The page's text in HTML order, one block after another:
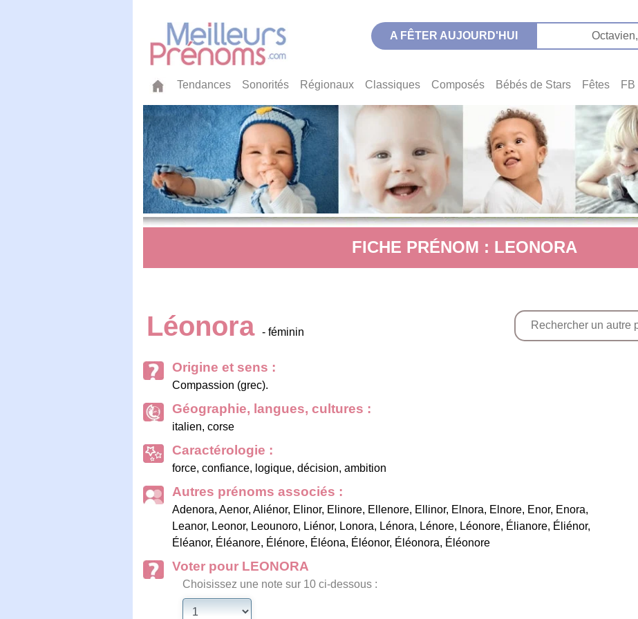
A FÊTER AUJOURD'HUI Octavien,
Tendances Sonorités Régionaux Classiques Composés Bébés de Stars Fêtes FB
FICHE PRÉNOM : LEONORA
Léonora - féminin
Origine et sens :
Compassion (grec).
Géographie, langues, cultures :
italien, corse
Caractérologie :
force, confiance, logique, décision, ambition
Autres prénoms associés :
Adenora, Aenor, Aliénor, Elinor, Elinore, Ellenore, Ellinor, Elnora, Elnore, Enor, Enora,
Leanor, Leonor, Leounoro, Liénor, Lonora, Lénora, Lénore, Léonore, Élianore, Éliénor,
Éléanor, Éléanore, Élénore, Éléona, Éléonor, Éléonora, Éléonore
Voter pour LEONORA
Choisissez une note sur 10 ci-dessous :